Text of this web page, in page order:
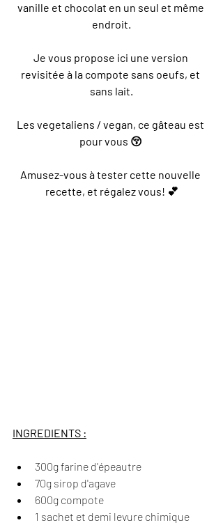
vanille et chocolat en un seul et même
endroit.
Je vous propose ici une version
revisitée à la compote sans oeufs, et
sans lait.
Les vegetaliens / vegan, ce gâteau est
pour vous 😚
Amusez-vous à tester cette nouvelle
recette, et régalez vous! 💕
INGREDIENTS :
300g farine d'épeautre
70g sirop d'agave
600g compote
1 sachet et demi levure chimique